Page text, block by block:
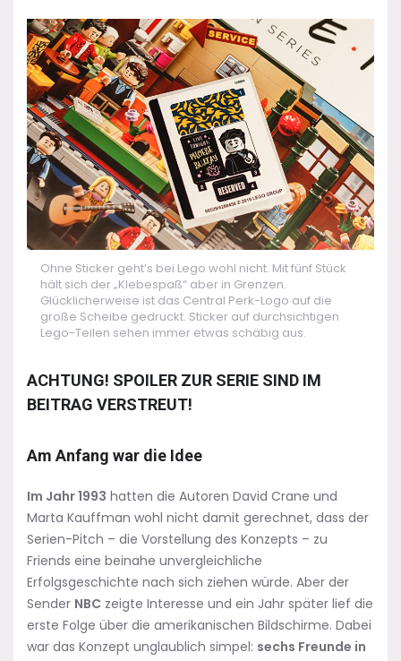
Ohne Sticker geht’s bei Lego wohl nicht. Mit fünf Stück
hält sich der „Klebespaß“ aber in Grenzen.
Glücklicherweise ist das Central Perk-Logo auf die
große Scheibe gedruckt. Sticker auf durchsichtigen
Lego-Teilen sehen immer etwas schäbig aus.
ACHTUNG! SPOILER ZUR SERIE SIND IM
BEITRAG VERSTREUT!
Am Anfang war die Idee
Im Jahr 1993 hatten die Autoren David Crane und
Marta Kauffman wohl nicht damit gerechnet, dass der
Serien-Pitch – die Vorstellung des Konzepts – zu
Friends eine beinahe unvergleichliche
Erfolgsgeschichte nach sich ziehen würde. Aber der
Sender NBC zeigte Interesse und ein Jahr später lief die
erste Folge über die amerikanischen Bildschirme. Dabei
war das Konzept unglaublich simpel: sechs Freunde in